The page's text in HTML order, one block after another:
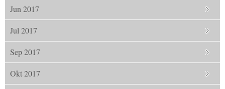
Jun 2017
Jul 2017
Sep 2017
Okt 2017